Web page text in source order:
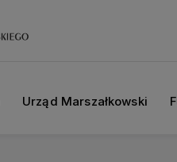
Urząd Marszałkowski